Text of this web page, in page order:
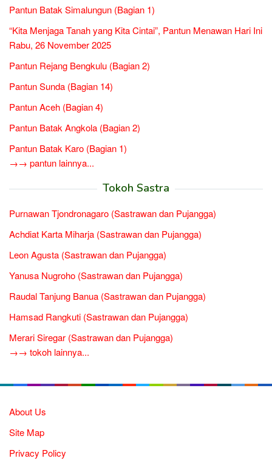
Pantun Batak Simalungun (Bagian 1)
“Kita Menjaga Tanah yang Kita Cintai”, Pantun Menawan Hari Ini
Rabu, 26 November 2025
Pantun Rejang Bengkulu (Bagian 2)
Pantun Sunda (Bagian 14)
Pantun Aceh (Bagian 4)
Pantun Batak Angkola (Bagian 2)
Pantun Batak Karo (Bagian 1)
→→ pantun lainnya...
Tokoh Sastra
Purnawan Tjondronagaro (Sastrawan dan Pujangga)
Achdiat Karta Miharja (Sastrawan dan Pujangga)
Leon Agusta (Sastrawan dan Pujangga)
Yanusa Nugroho (Sastrawan dan Pujangga)
Raudal Tanjung Banua (Sastrawan dan Pujangga)
Hamsad Rangkuti (Sastrawan dan Pujangga)
Merari Siregar (Sastrawan dan Pujangga)
→→ tokoh lainnya...
About Us
Site Map
Privacy Policy